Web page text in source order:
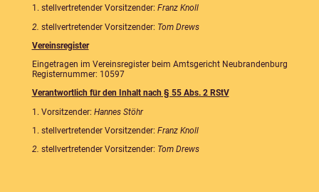
1. stellvertretender Vorsitzender: Franz Knoll
2. stellvertretender Vorsitzender: Tom Drews
Vereinsregister
Eingetragen im Vereinsregister beim Amtsgericht Neubrandenburg
Registernummer: 10597
Verantwortlich für den Inhalt nach § 55 Abs. 2 RStV
1. Vorsitzender: Hannes Stöhr
1. stellvertretender Vorsitzender: Franz Knoll
2. stellvertretender Vorsitzender: Tom Drews